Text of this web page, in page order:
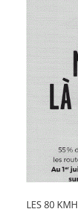
LES 80 KMH